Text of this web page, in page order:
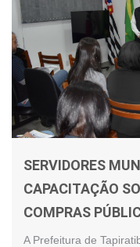
SERVIDORES
CAPACITAÇÃO
COMPRAS
A Prefeitura de